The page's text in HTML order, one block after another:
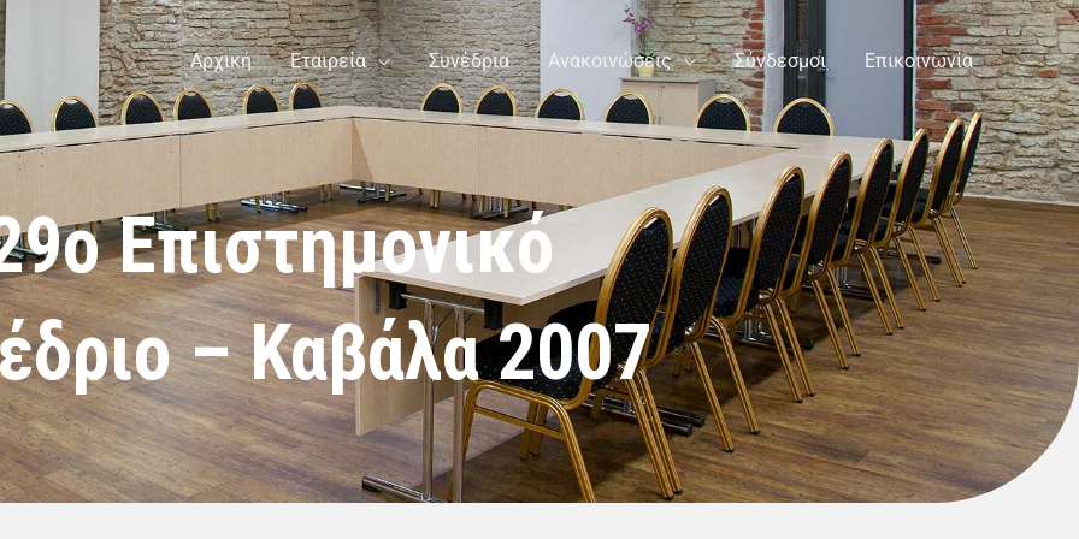
Αρχική Εταιρεία Συνέδρια Ανακοινώσεις Σύνδεσμοι Επικοινωνία
Επιστημονικό
– Καβάλα 2007